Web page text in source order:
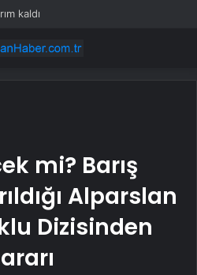
kaldı
mi? Barış
Alparslan
Dizisinden